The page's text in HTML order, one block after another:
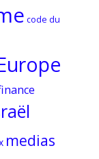
code du
medias